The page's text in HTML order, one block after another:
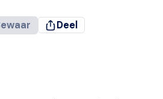
Deel